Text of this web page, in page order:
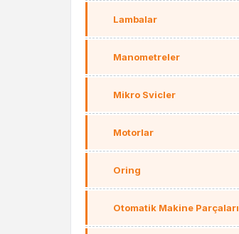
Lambalar
Manometreler
Mikro Svicler
Motorlar
Oring
Otomatik Makine Parçaları